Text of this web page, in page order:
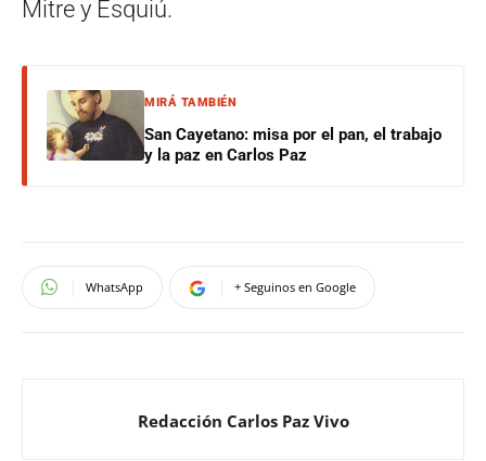
Mitre y Esquiú.
MIRÁ TAMBIÉN
San Cayetano: misa por el pan, el trabajo
y la paz en Carlos Paz
WhatsApp + Seguinos en Google
Redacción Carlos Paz Vivo